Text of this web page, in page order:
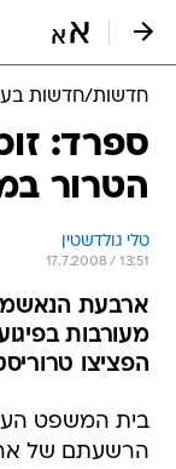
חדשות/חדשות
ספרד:
הטרור
טלי גולדשטין
17.7.2008 / 13:51
ארבעת
הפציצו טרוריסטים
בית המשפט
הרשעתם של